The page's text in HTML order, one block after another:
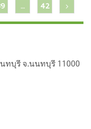
… 42
ทบุรี จ.นนทบุรี 11000